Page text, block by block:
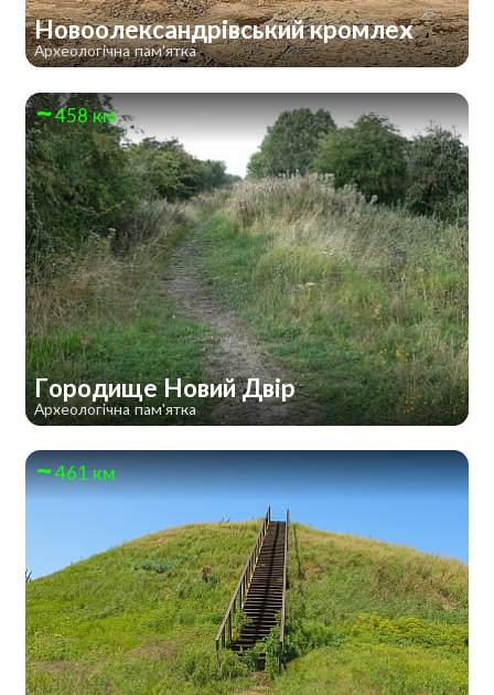
Новоолександрівський кромлех
Археологічна пам'ятка
458 км
Городище Новий Двір
Археологічна пам'ятка
461 км